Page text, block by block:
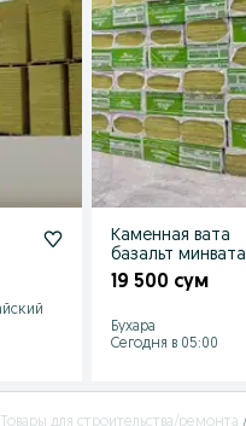
Каменная вата
базальт минвата
19 500 сум
Бухара
Сегодня в 05:00
Товары для строительства/ремонта